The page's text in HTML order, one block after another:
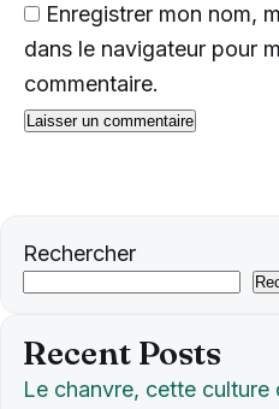
Enregistrer mon nom,
dans le navigateur pour
commentaire.
Rechercher
Recent Posts
Le chanvre, cette culture